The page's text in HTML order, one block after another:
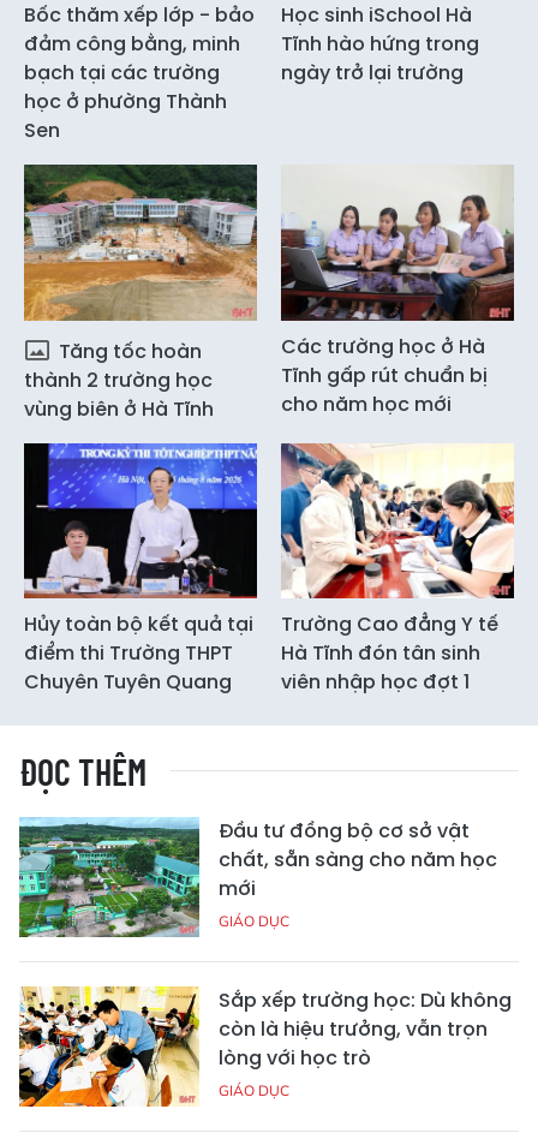
Bốc thăm xếp lớp - bảo
đảm công bằng, minh
bạch tại các trường
học ở phường Thành
Sen
Học sinh iSchool Hà
Tĩnh hào hứng trong
ngày trở lại trường
Tăng tốc hoàn
thành 2 trường học
vùng biên ở Hà Tĩnh
Các trường học ở Hà
Tĩnh gấp rút chuẩn bị
cho năm học mới
Hủy toàn bộ kết quả tại
điểm thi Trường THPT
Chuyên Tuyên Quang
Trường Cao đẳng Y tế
Hà Tĩnh đón tân sinh
viên nhập học đợt 1
ĐỌC THÊM
Đầu tư đồng bộ cơ sở vật
chất, sẵn sàng cho năm học
mới
GIÁO DỤC
Sắp xếp trường học: Dù không
còn là hiệu trưởng, vẫn trọn
lòng với học trò
GIÁO DỤC